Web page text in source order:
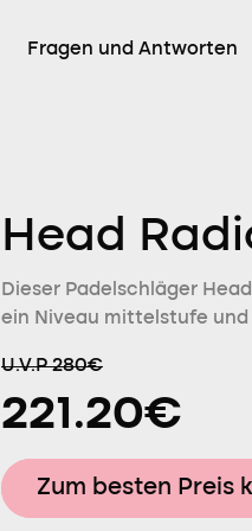
Fragen und Antworten
Head
Dieser Padelschläger
ein Niveau mittelstufe
U.V.P 280€
221.20€
Zum besten Preis